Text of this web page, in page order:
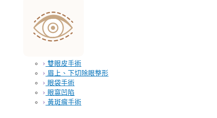
雙眼皮手術
眉上、下切除眼整形
眼袋手術
眼窩凹陷
黃斑瘤手術